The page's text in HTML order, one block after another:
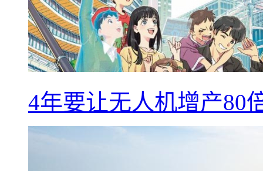
4年要让无人机增产80